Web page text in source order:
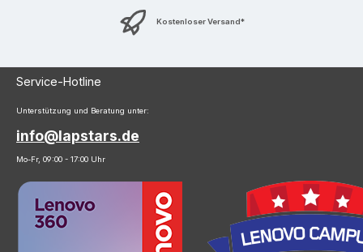
Kostenloser Versand*
Service-Hotline
Unterstützung und Beratung unter:
info@lapstars.de
Mo-Fr, 09:00 - 17:00 Uhr